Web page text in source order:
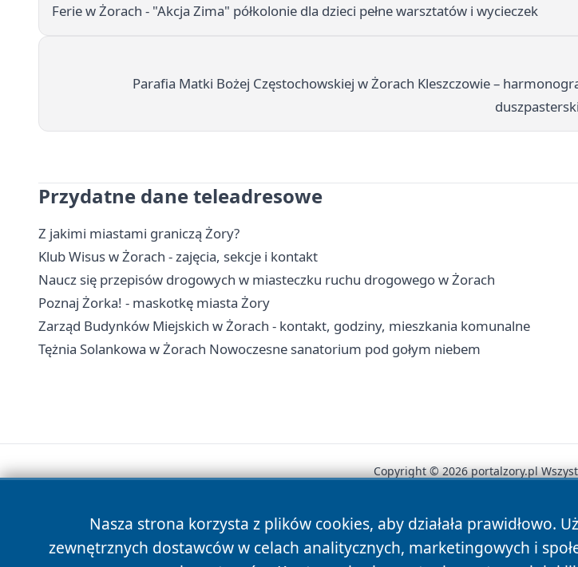
Ferie w Żorach - "Akcja Zima" półkolonie dla dzieci pełne warsztatów i wycieczek
Parafia Matki Bożej Częstochowskiej w Żorach Kleszczowie –
Przydatne dane teleadresowe
Z jakimi miastami graniczą Żory?
Klub Wisus w Żorach - zajęcia, sekcje i kontakt
Naucz się przepisów drogowych w miasteczku ruchu drogowego w Żorach
Poznaj Żorka! - maskotkę miasta Żory
Zarząd Budynków Miejskich w Żorach - kontakt, godziny, mieszkania komunalne
Tężnia Solankowa w Żorach Nowoczesne sanatorium pod gołym niebem
Nasza strona korzysta z plików cookies, aby działała
zewnętrznych dostawców w celach analitycznych, marketingowych i
Copyright © 2026 portalzory.pl
News Autorzy Polityka